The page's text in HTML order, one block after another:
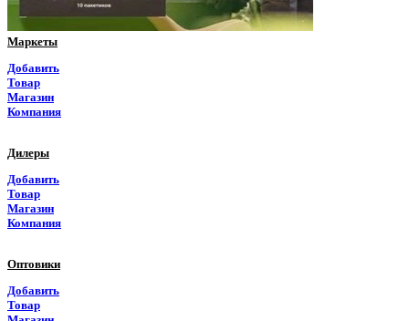
Ростовская область
Маркеты
Добавить
Товар
Магазин
Компания
Дилеры
Добавить
Товар
Магазин
Компания
Оптовики
Добавить
Товар